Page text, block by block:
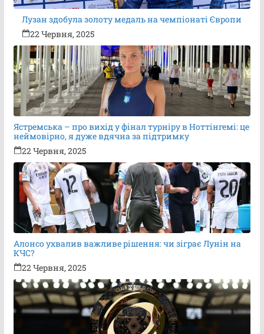
Лузан здобула золоту медаль на чемпіонаті Європи
22 Червня, 2025
Ястремська – про вихід у фінал турніру в Ноттінгемі: це
неймовірно, я дуже вдячна за підтримку
22 Червня, 2025
Алонсо ухвалив важливе рішення: чи зіграє Лунін на
КЧС?
22 Червня, 2025